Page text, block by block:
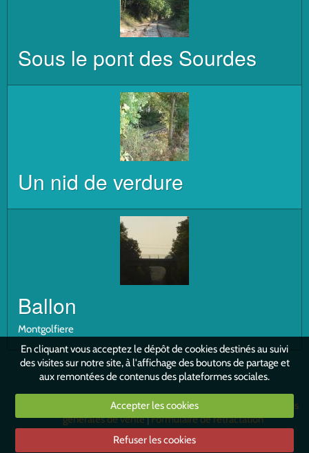
Sous le pont des Sourdes
Un nid de verdure
Ballon
Montgolfiere
Conditions générales d'utilisation
Conditions
générales de vente Formulaire de rétractation
En cliquant vous acceptez le dépôt de cookies destinés au suivi
des visites sur notre site, à l'affichage des boutons de partage et
aux remontées de contenus des plateformes sociales.
Accepter les cookies
Refuser les cookies